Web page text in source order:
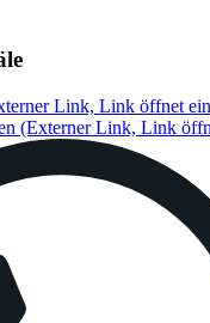
Link, Link öffnet ein
(Externer Link, Link